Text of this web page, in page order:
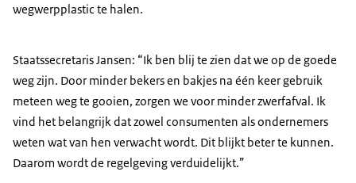
wegwerpplastic te halen.
Staatssecretaris Jansen: “Ik ben blij te zien dat we op de goede
weg zijn. Door minder bekers en bakjes na één keer gebruik
meteen weg te gooien, zorgen we voor minder zwerfafval. Ik
vind het belangrijk dat zowel consumenten als ondernemers
weten wat van hen verwacht wordt. Dit blijkt beter te kunnen.
Daarom wordt de regelgeving verduidelijkt.”